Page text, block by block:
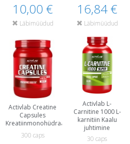
10,00 €
Läbimüüdud
16,84 €
Läbimüüdud
Activlab Creatine
Capsules
Kreatiinmonohüdraat
300 caps
Activlab L-
Carnitine 1000 L-
karnitiin Kaalu
juhtimine
30 caps